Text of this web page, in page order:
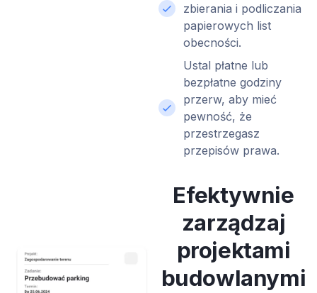
zbierania i podliczania
papierowych list
obecności.
Ustal płatne lub
bezpłatne godziny
przerw, aby mieć
pewność, że
przestrzegasz
przepisów prawa.
Efektywnie
zarządzaj
projektami
budowlanymi